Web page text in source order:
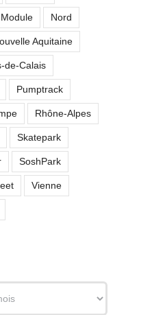
Module Nord
Aquitaine
de-Calais
Pumptrack
Rhône-Alpes
Skatepark
SoshPark
Vienne